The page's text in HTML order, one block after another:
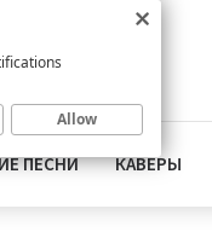
ПЕСНИ КАВЕРЫ
Allow